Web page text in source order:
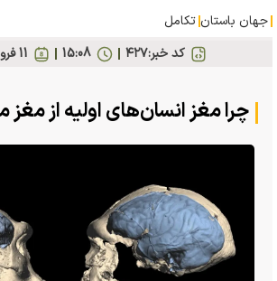
جهان باستان تکامل
کد خبر:۴۲۷ 11 فروردين 1403 15:08
چرا مغز انسان‌های اولیه از مغز